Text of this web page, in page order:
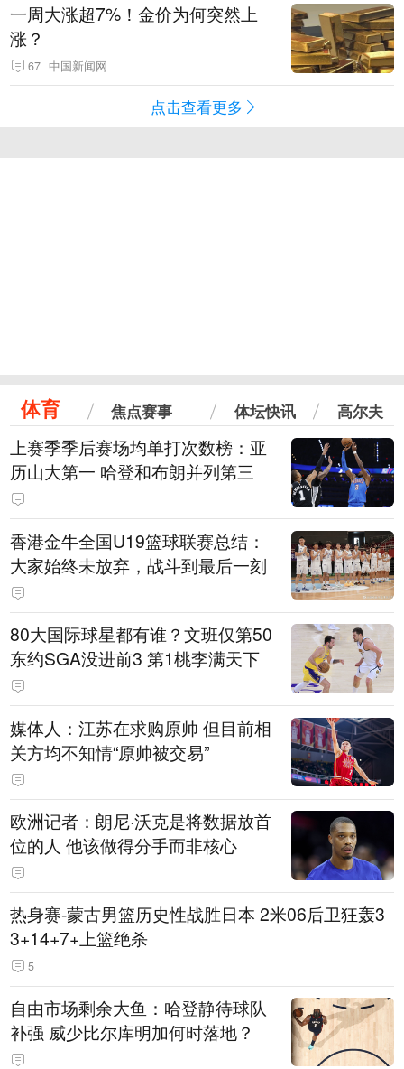
一周大涨超7%！金价为何突然上
涨？
67 中国新闻网
点击查看更多
体育 焦点赛事 体坛快讯 高尔夫
上赛季季后赛场均单打次数榜：亚
历山大第一 哈登和布朗并列第三
香港金牛全国U19篮球联赛总结：
大家始终未放弃，战斗到最后一刻
80大国际球星都有谁？文班仅第50
东约SGA没进前3 第1桃李满天下
媒体人：江苏在求购原帅 但目前相
关方均不知情“原帅被交易”
欧洲记者：朗尼·沃克是将数据放首
位的人 他该做得分手而非核心
热身赛-蒙古男篮历史性战胜日本 2米06后卫狂轰3
3+14+7+上篮绝杀
5
自由市场剩余大鱼：哈登静待球队
补强 威少比尔库明加何时落地？